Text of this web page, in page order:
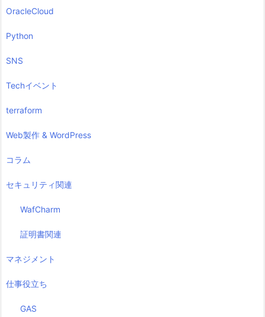
OracleCloud
Python
SNS
Techイベント
terraform
Web製作 & WordPress
コラム
セキュリティ関連
WafCharm
証明書関連
マネジメント
仕事役立ち
GAS